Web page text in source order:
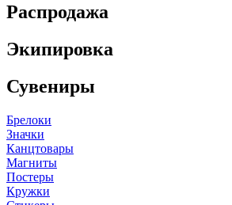
Распродажа
Экипировка
Сувениры
Брелоки
Значки
Канцтовары
Магниты
Постеры
Кружки